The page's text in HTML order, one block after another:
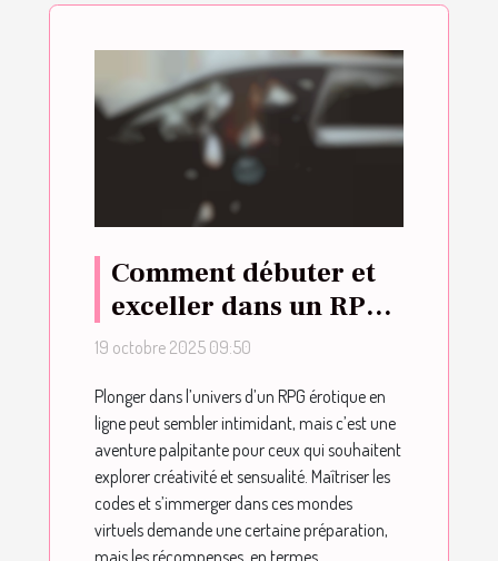
Comment débuter et
exceller dans un RPG
érotique en ligne ?
19 octobre 2025 09:50
Plonger dans l’univers d’un RPG érotique en
ligne peut sembler intimidant, mais c’est une
aventure palpitante pour ceux qui souhaitent
explorer créativité et sensualité. Maîtriser les
codes et s’immerger dans ces mondes
virtuels demande une certaine préparation,